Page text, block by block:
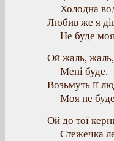
Холодна
Любив же я
Не буде
Ой жаль,
Мені буде.
Возьмуть її
Моя не
Ой до тої
Стежечка